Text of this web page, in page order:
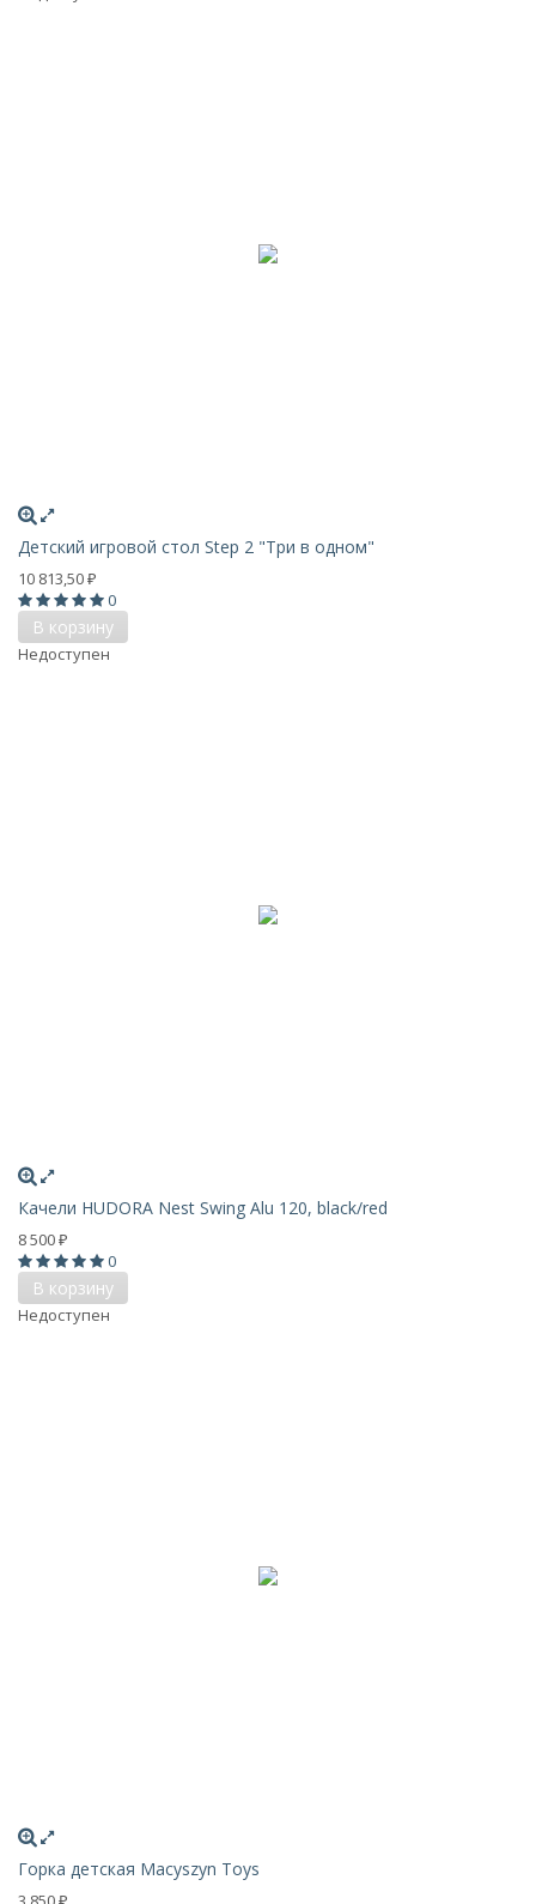
Детский игровой стол Step 2 "Три в одном"
10 813,50 ₽
0
В корзину
Недоступен
Качели HUDORA Nest Swing Alu 120, black/red
8 500 ₽
0
В корзину
Недоступен
Горка детская Macyszyn Toys
₽